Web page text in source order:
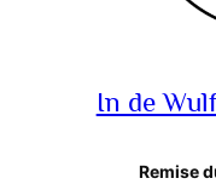
In de
Remise